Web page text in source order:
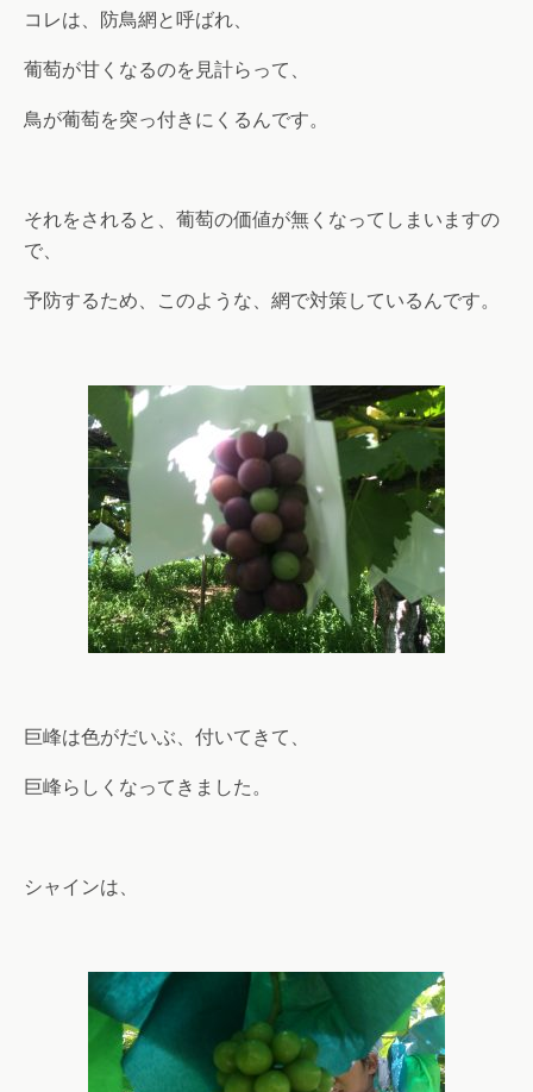
コレは、防鳥網と呼ばれ、
葡萄が甘くなるのを見計らって、
鳥が葡萄を突っ付きにくるんです。
それをされると、葡萄の価値が無くなってしまいますの
で、
予防するため、このような、網で対策しているんです。
巨峰は色がだいぶ、付いてきて、
巨峰らしくなってきました。
シャインは、